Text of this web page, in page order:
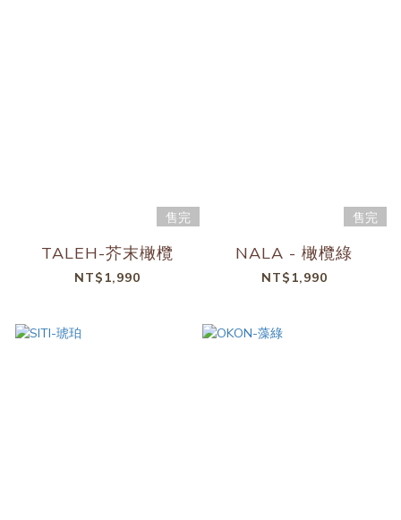
售完
TALEH-芥末橄欖
NT$1,990
售完
NALA - 橄欖綠
NT$1,990